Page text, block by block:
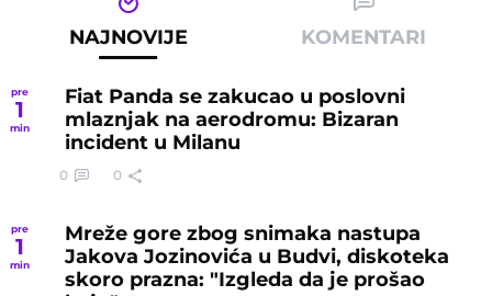
NAJNOVIJE KOMENTARI
pre
1
min
Fiat Panda se zakucao u poslovni
mlaznjak na aerodromu: Bizaran
incident u Milanu
0 0
pre
1
min
Mreže gore zbog snimaka nastupa
Jakova Jozinovića u Budvi, diskoteka
skoro prazna: "Izgleda da je prošao